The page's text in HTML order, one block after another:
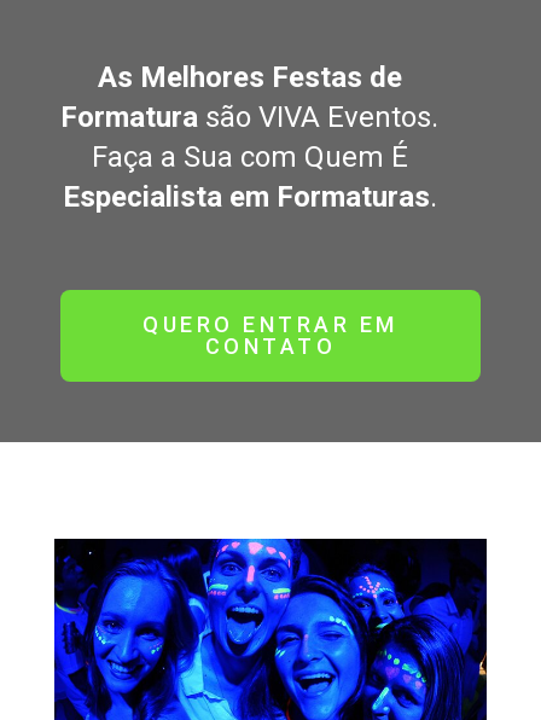
As Melhores Festas de
Formatura são VIVA Eventos.
Faça a Sua com Quem É
Especialista em Formaturas.
QUERO ENTRAR EM
CONTATO